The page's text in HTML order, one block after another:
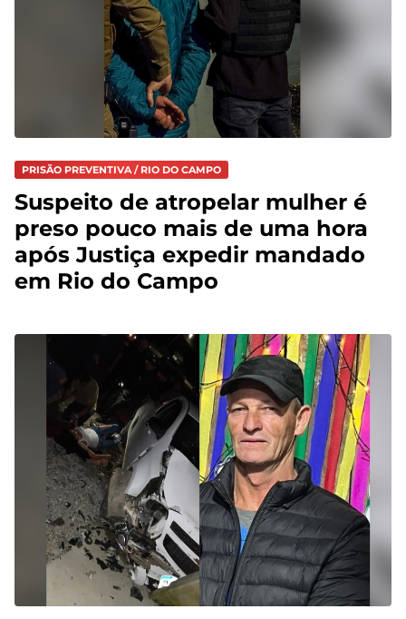
PRISÃO PREVENTIVA / RIO DO CAMPO
Suspeito de atropelar mulher é
preso pouco mais de uma hora
após Justiça expedir mandado
em Rio do Campo